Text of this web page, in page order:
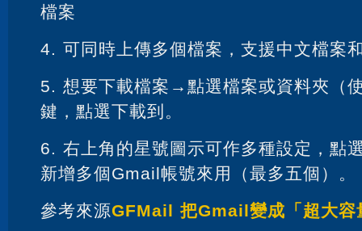
檔案
4. 可同時上傳多個檔案，支援中文檔案
5. 想要下載檔案→點選檔案或資料夾（
鍵，點選下載到。
6. 右上角的星號圖示可作多種設定，點
新增多個Gmail帳號來用（最多五個）。
參考來源GFMail 把Gmail變成「超大容